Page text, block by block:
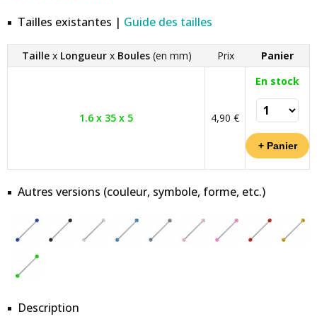
Tailles existantes | Guide des tailles
Taille x Longueur x Boules (en mm) Prix Panier
1.6 x 35 x 5 4,90 €
En stock
Autres versions (couleur, symbole, forme, etc.)
Description